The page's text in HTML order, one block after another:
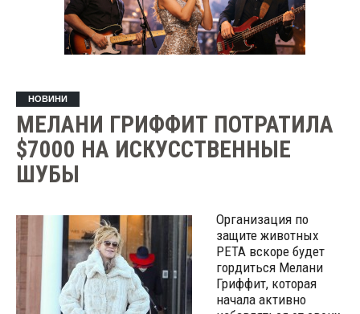
НОВИНИ
МЕЛАНИ ГРИФФИТ ПОТРАТИЛА
$7000 НА ИСКУССТВЕННЫЕ
ШУБЫ
Организация по
защите животных
PETA вскоре будет
гордиться Мелани
Гриффит, которая
начала активно